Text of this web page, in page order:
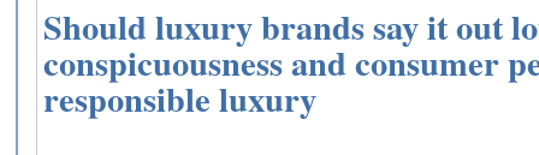
Should luxury brands say it out
conspicuousness and consumer
responsible luxury